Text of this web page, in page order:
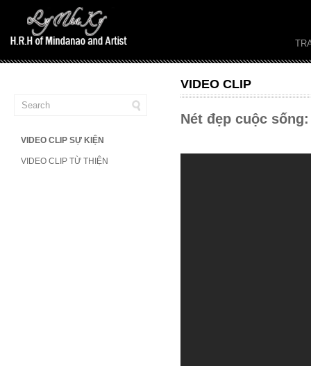
VIDEO CLIP SỰ KIỆN
VIDEO CLIP TỪ THIỆN
VIDEO CLIP
Nét đẹp cuộc